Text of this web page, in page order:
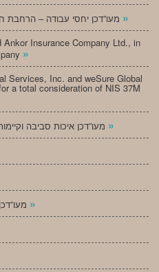
»
Insurance Company Ltd., in
»
Services, Inc. and weSure Global
a total consideration of NIS 37M
»
»